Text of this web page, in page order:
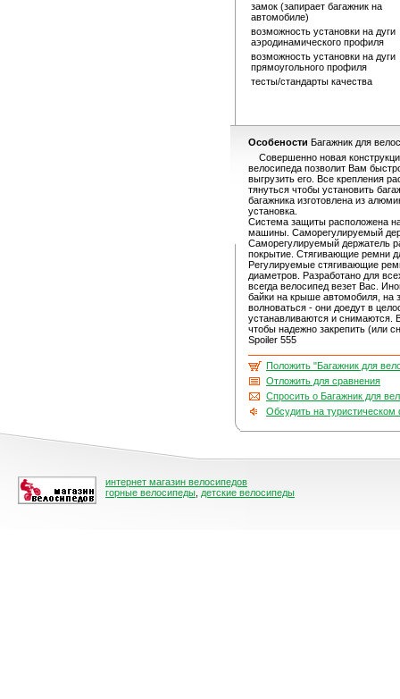
замок (запирает багажник на
автомобиле)
возможность установки на дуги
аэродинамического профиля
возможность установки на дуги
прямоугольного профиля
тесты/стандарты качества
Особености Багажник для
Совершенно новая
велосипеда позволит Вам
выгрузить его. Все крепления
тянуться чтобы установить
багажника изготовлена из
установка.
Система защиты расположена
машины. Саморегулируемый
Саморегулируемый держатель
покрытие. Стягивающие ремни
Регулируемые стягивающие
диаметров. Разработано для
всегда велосипед везет Вас.
байки на крыше автомобиля, на
волноваться - они доедут в
устанавливаются и снимаются.
чтобы надежно закрепить (или
Spoiler 555
Положить "Багажник для
Отложить для сравнения
Спросить о Багажник для
Обсудить на
интернет магазин велосипедов
горные велосипеды детские велосипеды